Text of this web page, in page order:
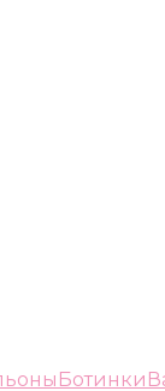
Ботинки